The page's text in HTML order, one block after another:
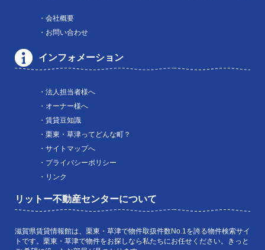
・会社概要
・お問い合わせ
インフォメーション
・法人担当者様へ
・オーナー様へ
・賃貸豆知識
・栗東・草津ってどんな町？
・サイトマップへ
・プライバシーポリシー
・リンク
リットー不動産センターについて
滋賀県賃貸情報館は、栗東・草津で物件取扱件数No.1を誇る物件検索サイ
トです。栗東・草津で物件をお探しなら私たちにお任せください。きっと